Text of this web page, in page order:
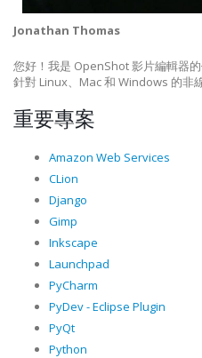
Jonathan Thomas
您好！我是 OpenShot 影片編輯器
針對 Linux、Mac 和 Windows 的非
重要專案
Amazon Web Services
CLion
Django
Gimp
Inkscape
Launchpad
PyCharm
PyDev - Eclipse Plugin
PyQt
Python